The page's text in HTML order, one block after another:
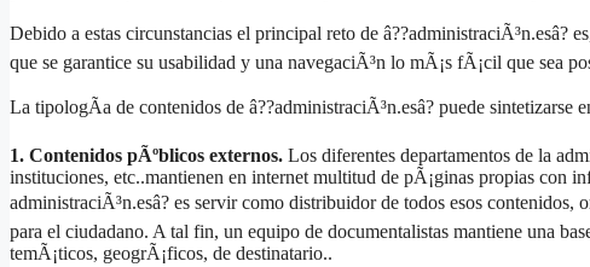
Debido a estas circunstancias el principal reto de â??administraciÃ³n.esâ?
que se garantice su usabilidad y una navegaciÃ³n lo mÃ¡s fÃ¡cil que sea
La tipologÃ­a de contenidos de â??administraciÃ³n.esâ? puede sintetizarse
1. Contenidos pÃºblicos externos. Los diferentes departamentos de la
instituciones, etc..mantienen en internet multitud de pÃ¡ginas propias con
administraciÃ³n.esâ? es servir como distribuidor de todos esos
para el ciudadano. A tal fin, un equipo de documentalistas mantiene una
temÃ¡ticos, geogrÃ¡ficos, de destinatario..